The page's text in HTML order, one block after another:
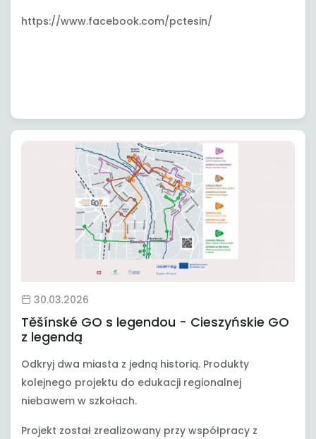
https://www.facebook.com/pctesin/
30.03.2026
Těšínské GO s legendou - Cieszyńskie GO
z legendą
Odkryj dwa miasta z jedną historią. Produkty
kolejnego projektu do edukacji regionalnej
niebawem w szkołach.
Projekt został zrealizowany przy współpracy z